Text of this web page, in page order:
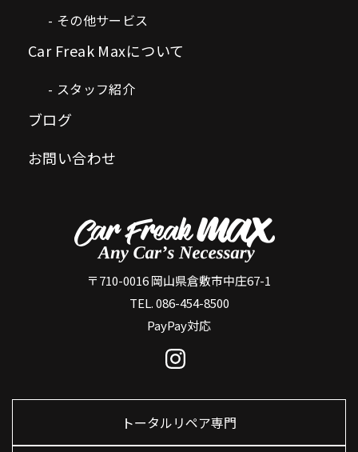
その他サービス
Car Freak Maxについて
スタッフ紹介
ブログ
お問い合わせ
〒710-0016 岡山県倉敷市中庄67-1
TEL. 086-454-8500
PayPay対応
トータルリペア専門